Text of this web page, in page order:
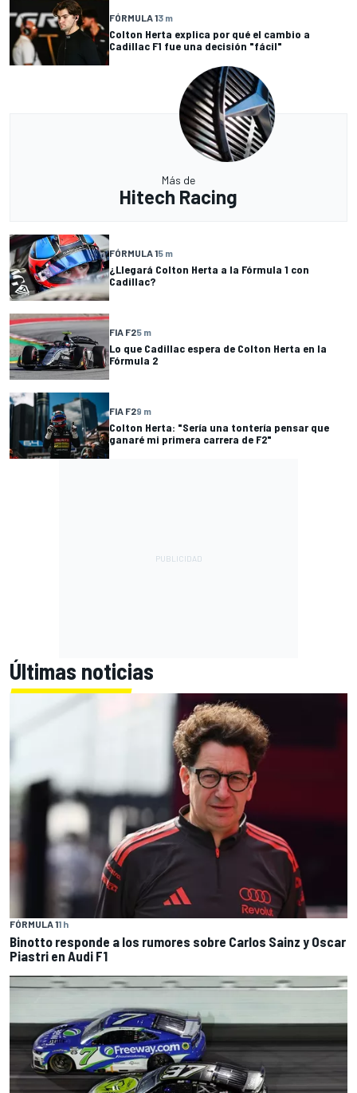
FÓRMULA 13 m
Colton Herta explica por qué el cambio a
Cadillac F1 fue una decisión "fácil"
Más de
Hitech Racing
FÓRMULA 15 m
¿Llegará Colton Herta a la Fórmula 1 con
Cadillac?
FIA F25 m
Lo que Cadillac espera de Colton Herta en la
Fórmula 2
FIA F29 m
Colton Herta: "Sería una tontería pensar que
ganaré mi primera carrera de F2"
Últimas noticias
FÓRMULA 11 h
Binotto responde a los rumores sobre Carlos Sainz y Oscar
Piastri en Audi F1